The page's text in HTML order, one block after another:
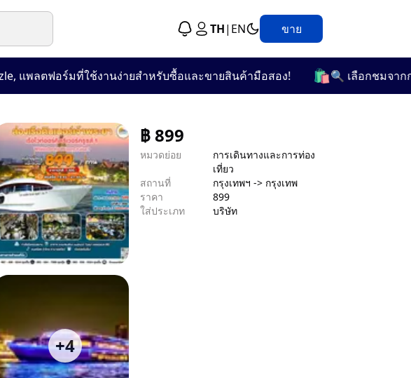
TH| EN ขาย
แพลตฟอร์มที่ใช้งานง่ายสำหรับซื้อและขายสินค้ามือสอง! 🛍️ 🔍 เลือกชมจากกว่
+4
฿899
หมวดย่อย
การเดินทางและการท่อง
เที่ยว
สถานที่
กรุงเทพฯ -> กรุงเทพ
ราคา
899
ใส่ประเภท
บริษัท